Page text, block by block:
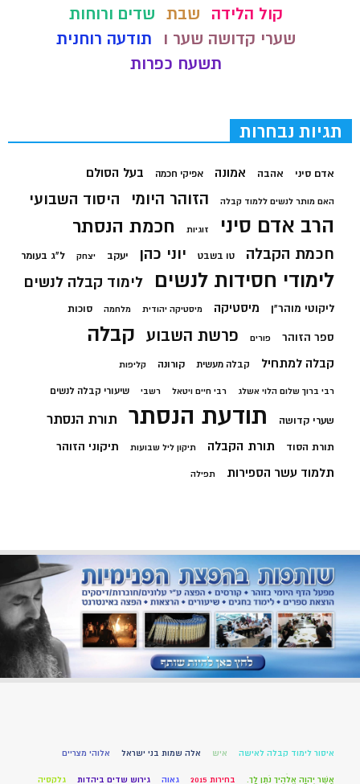
קול הלידה
שבת שדים ורוחות
שערי קדושה שער ו
תודעה רוחנית
תשעח כפרות
תגיות נבחרות
אדם סיני אהבה אמונה אפיקי חכמה בעל הסולם
האם מותר לנשים ללמוד קבלה הזוהר היומי היסוד השבועי
הרב אדם סיני זוגיות חכמת הנסתר
חכמת הקבלה טו בשבט יוני כהן יעקב יצחק ל"ג בעומר
לימודי חסידות לנשים לימוד קבלה לנשים
ליקוטי מוהר"ן מיסטיקה מיסטיקה יהודית מלחמה סוכות
ספר הזוהר פורים פרשת השבוע קבלה
קבלה למתחיל קבלה מעשית קורונה קליפות
רבי ברוך שלום הלוי אשלג רבי חיים ויטאל רשבי שיעורי קבלה לנשים
שערי קדושה תודעת הנסתר תורת הנסתר
תורת הסוד תורת הקבלה תיקון ליל שבועות תיקוני הזוהר
תלמוד עשר הספירות תפילה
איסור לימוד קבלה לאישה איש אלה שמות בני ישראל אלוהי מצריים
אֲשֶׁר יְהוָה אֱלֹהֶיךָ נֹתֵן לָךְ. בחירות 2015 גאוה גירוש שדים ביהדות גלקסיה